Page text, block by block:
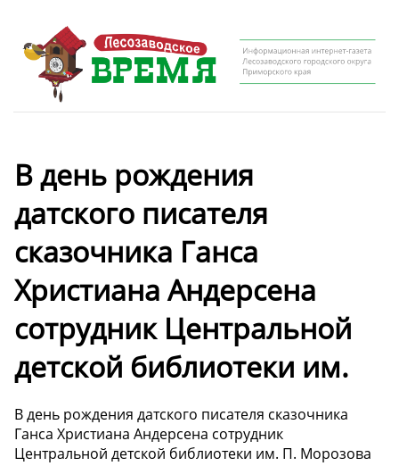
В день рождения
датского писателя
сказочника Ганса
Христиана Андерсена
сотрудник Центральной
детской библиотеки им.
В день рождения датского писателя сказочника
Ганса Христиана Андерсена сотрудник
Центральной детской библиотеки им. П. Морозова